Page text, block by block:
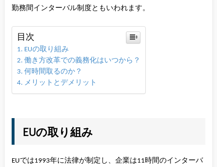
勤務間インターバル制度ともいわれます。
目次
EUの取り組み
働き方改革での義務化はいつから？
何時間取るのか？
メリットとデメリット
EUの取り組み
EUでは1993年に法律が制定し、企業は11時間のインターバ